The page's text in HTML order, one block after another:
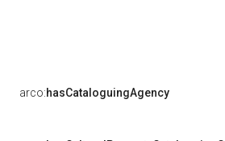
arco:hasCataloguingAgency